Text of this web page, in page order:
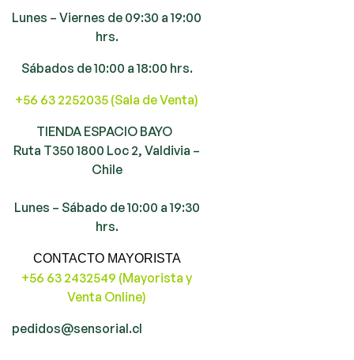
Lunes – Viernes de 09:30 a 19:00
hrs.
Sábados de 10:00 a 18:00 hrs.
+56 63 2252035 (Sala de Venta)
TIENDA ESPACIO BAYO
Ruta T350 1800 Loc 2, Valdivia –
Chile
Lunes – Sábado de 10:00 a 19:30
hrs.
CONTACTO MAYORISTA
+56 63 2432549 (Mayorista y
Venta Online)
pedidos@sensorial.cl